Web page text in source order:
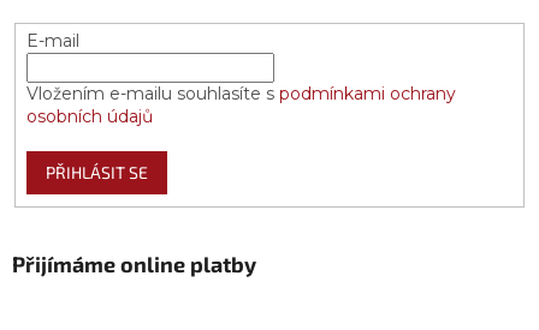
E-mail
Vložením e-mailu souhlasíte s podmínkami ochrany
osobních údajů
PŘIHLÁSIT SE
Přijímáme online platby